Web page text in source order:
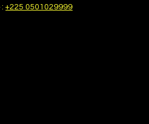
:+225 0501029999